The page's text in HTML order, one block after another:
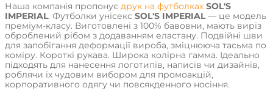
Наша компанія пропонує друк на футболках SOL'S
IMPERIAL. Футболки унісекс SOL'S IMPERIAL— це модель
преміум-класу. Виготовлені з 100% бавовни, мають виріз
оброблений рібом з додаванням еластану. Подвійні шви
для запобігання деформації вироба, зміцнююча тасьма по
коміру. Короткі рукава. Широка колірна гамма. Ідеально
підходять для нанесення логотипів, написів чи дизайнів,
роблячи їх чудовим вибором для промоакцій,
корпоративного одягу чи повсякденного носіння.